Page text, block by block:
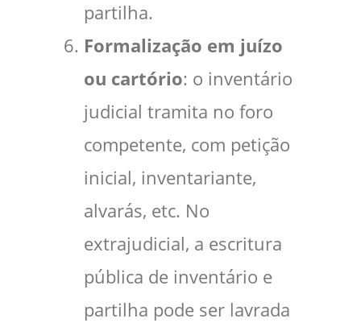
partilha.
Formalização em juízo
ou cartório: o inventário
judicial tramita no foro
competente, com petição
inicial, inventariante,
alvarás, etc. No
extrajudicial, a escritura
pública de inventário e
partilha pode ser lavrada